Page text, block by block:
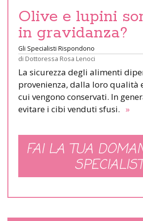
Olive e lupini
in gravidanza?
Gli Specialisti Rispondono
di Dottoressa Rosa Lenoci
La sicurezza degli alimenti
provenienza, dalla loro qualità
cui vengono conservati. In
evitare i cibi venduti sfusi. »
FAI LA TUA